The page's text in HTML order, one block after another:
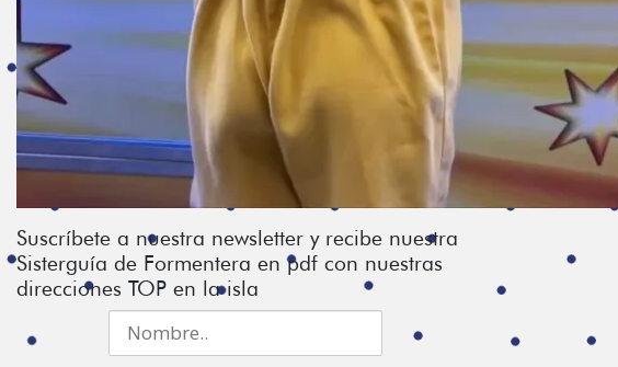
Suscríbete a nuestra newsletter y recibe nuestra
Sisterguía de Formentera en pdf con nuestras
direcciones TOP en la isla